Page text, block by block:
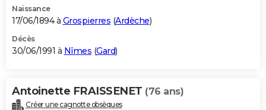
Naissance
17/06/1894 à Grospierres (Ardèche)
Décès
30/06/1991 à Nîmes (Gard)
Antoinette FRAISSENET (76 ans)
Créer une cagnotte obsèques